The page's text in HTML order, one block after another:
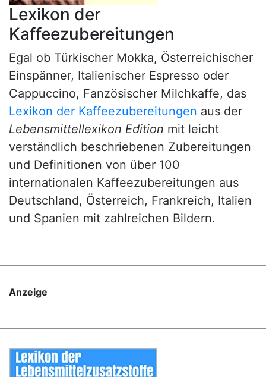
Lexikon der
Kaffeezubereitungen
Egal ob Türkischer Mokka, Österreichischer
Einspänner, Italienischer Espresso oder
Cappuccino, Fanzösischer Milchkaffe, das
Lexikon der Kaffeezubereitungen aus der
Lebensmittellexikon Edition mit leicht
verständlich beschriebenen Zubereitungen
und Definitionen von über 100
internationalen Kaffeezubereitungen aus
Deutschland, Österreich, Frankreich, Italien
und Spanien mit zahlreichen Bildern.
Anzeige